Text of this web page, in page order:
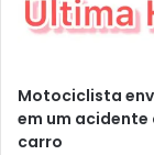
Motociclista
em um acidente
carro